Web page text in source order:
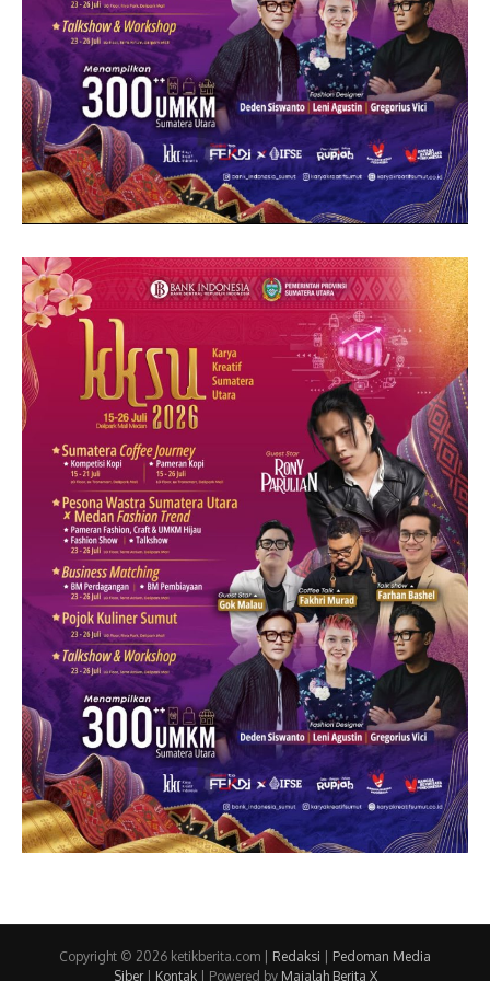
Copyright © 2026 ketikberita.com | Redaksi
Pedoman Media
Siber| Kontak| Powered by Majalah Berita X